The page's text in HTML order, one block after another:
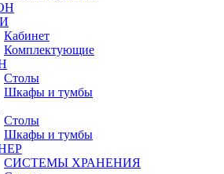
Кабинет
Комплектующие
Столы
Шкафы и тумбы
Столы
Шкафы и тумбы
СИСТЕМЫ ХРАНЕНИЯ